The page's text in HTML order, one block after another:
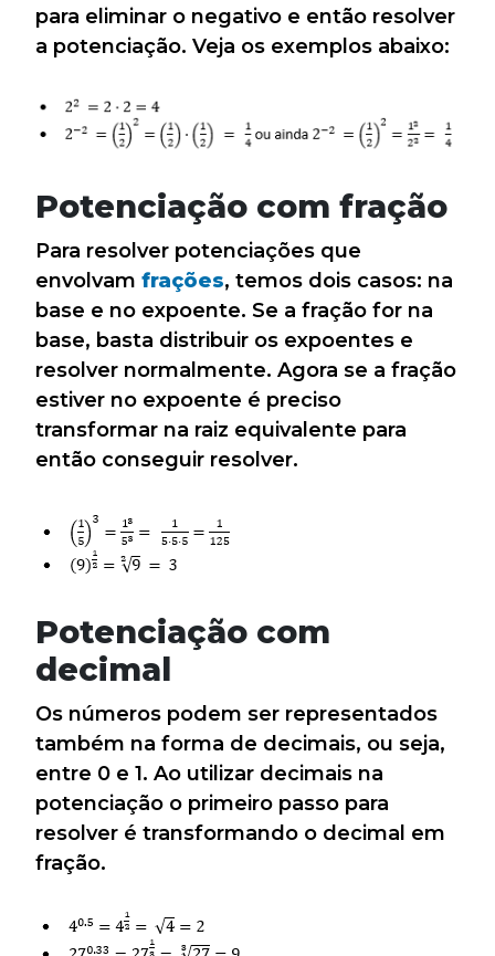
para eliminar o negativo e então resolver
a potenciação. Veja os exemplos abaixo:
Potenciação com fração
Para resolver potenciações que
envolvam frações, temos dois casos: na
base e no expoente. Se a fração for na
base, basta distribuir os expoentes e
resolver normalmente. Agora se a fração
estiver no expoente é preciso
transformar na raiz equivalente para
então conseguir resolver.
Potenciação com
decimal
Os números podem ser representados
também na forma de decimais, ou seja,
entre 0 e 1. Ao utilizar decimais na
potenciação o primeiro passo para
resolver é transformando o decimal em
fração.